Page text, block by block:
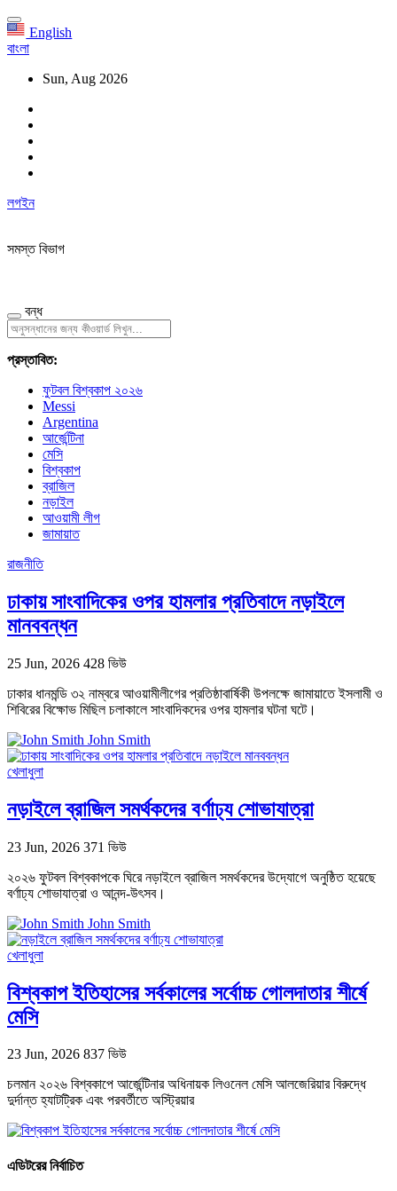
English
বাংলা
Sun, Aug 2026
লগইন
সমস্ত বিভাগ
বন্ধ
প্রস্তাবিত:
ফুটবল বিশ্বকাপ ২০২৬
Messi
Argentina
আর্জেন্টিনা
মেসি
বিশ্বকাপ
ব্রাজিল
নড়াইল
আওয়ামী লীগ
জামায়াত
রাজনীতি
ঢাকায় সাংবাদিকের ওপর হামলার প্রতিবাদে নড়াইলে
মানববন্ধন
25 Jun, 2026 428 ভিউ
ঢাকার ধানমন্ডি ৩২ নাম্বরে আওয়ামীলীগের প্রতিষ্ঠাবার্ষিকী উপলক্ষে জামায়াতে ইসলামী ও
শিবিরের বিক্ষোভ মিছিল চলাকালে সাংবাদিকদের ওপর হামলার ঘটনা ঘটে।
John Smith
খেলাধুলা
নড়াইলে ব্রাজিল সমর্থকদের বর্ণাঢ্য শোভাযাত্রা
23 Jun, 2026 371 ভিউ
২০২৬ ফুটবল বিশ্বকাপকে ঘিরে নড়াইলে ব্রাজিল সমর্থকদের উদ্যোগে অনুষ্ঠিত হয়েছে
বর্ণাঢ্য শোভাযাত্রা ও আনন্দ-উৎসব।
John Smith
খেলাধুলা
বিশ্বকাপ ইতিহাসের সর্বকালের সর্বোচ্চ গোলদাতার শীর্ষে
মেসি
23 Jun, 2026 837 ভিউ
চলমান ২০২৬ বিশ্বকাপে আর্জেন্টিনার অধিনায়ক লিওনেল মেসি আলজেরিয়ার বিরুদ্ধে
দুর্দান্ত হ্যাটট্রিক এবং পরবর্তীতে অস্ট্রিয়ার
এডিটরের নির্বাচিত